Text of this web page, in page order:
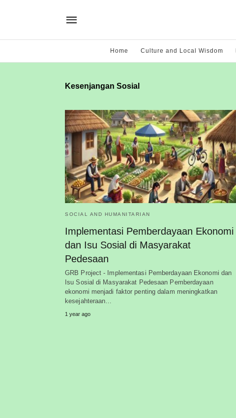
Home Culture and Local Wisdom
Kesenjangan Sosial
SOCIAL AND HUMANITARIAN
Implementasi Pemberdayaan Ekonomi
dan Isu Sosial di Masyarakat
Pedesaan
GRB Project - Implementasi Pemberdayaan Ekonomi dan
Isu Sosial di Masyarakat Pedesaan Pemberdayaan
ekonomi menjadi faktor penting dalam meningkatkan
kesejahteraan…
1 year ago